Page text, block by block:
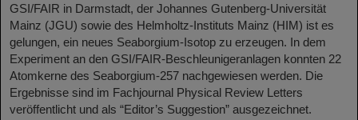
GSI/FAIR in Darmstadt, der Johannes Gutenberg-Universität
Mainz (JGU) sowie des Helmholtz-Instituts Mainz (HIM) ist es
gelungen, ein neues Seaborgium-Isotop zu erzeugen. In dem
Experiment an den GSI/FAIR-Beschleunigeranlagen konnten 22
Atomkerne des Seaborgium-257 nachgewiesen werden. Die
Ergebnisse sind im Fachjournal Physical Review Letters
veröffentlicht und als “Editor’s Suggestion” ausgezeichnet.